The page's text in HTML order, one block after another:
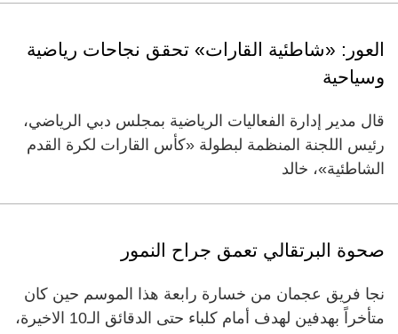
العور: «شاطئية القارات» تحقق نجاحات رياضية
وسياحية
قال مدير إدارة الفعاليات الرياضية بمجلس دبي الرياضي،
رئيس اللجنة المنظمة لبطولة «كأس القارات لكرة القدم
الشاطئية»، خالد
صحوة البرتقالي تعمق جراح النمور
نجا فريق عجمان من خسارة رابعة هذا الموسم حين كان
متأخراً بهدفين لهدف أمام كلباء حتى الدقائق الـ10 الاخيرة،